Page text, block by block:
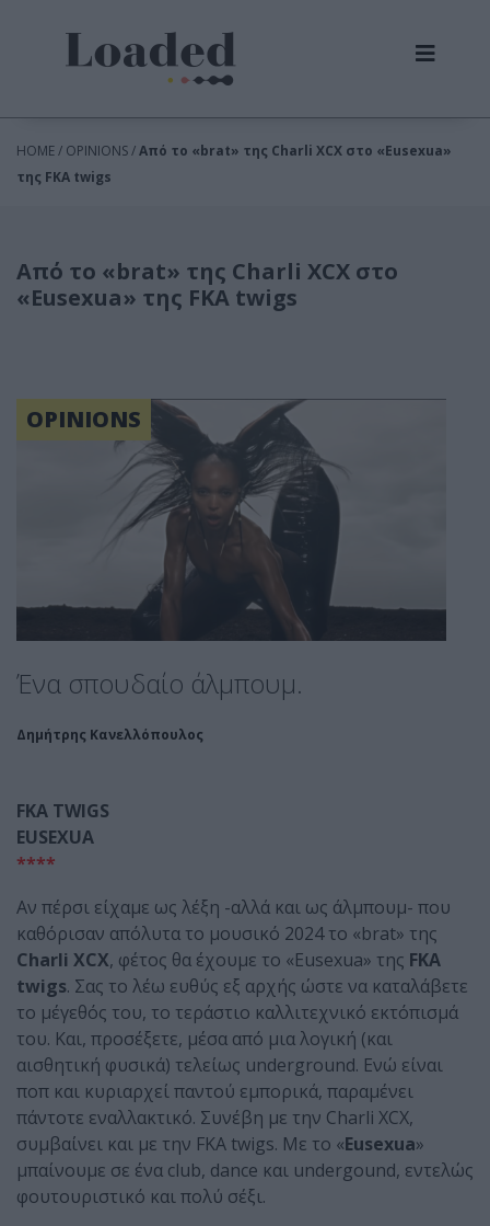
HOME / OPINIONS /Από το «brat» της Charli XCX στο «Eusexua»
της FKA twigs
Από το «brat» της Charli XCX στο
«Eusexua» της FKA twigs
OPINIONS
Ένα σπουδαίο άλμπουμ.
Δημήτρης Κανελλόπουλος
FKA TWIGS
EUSEXUA
****
Αν πέρσι είχαμε ως λέξη -αλλά και ως άλμπουμ- που
καθόρισαν απόλυτα το μουσικό 2024 το «brat» της
Charli XCX, φέτος θα έχουμε το «Eusexua» της FKA
twigs. Σας το λέω ευθύς εξ αρχής ώστε να καταλάβετε
το μέγεθός του, το τεράστιο καλλιτεχνικό εκτόπισμά
του. Και, προσέξετε, μέσα από μια λογική (και
αισθητική φυσικά) τελείως underground. Ενώ είναι
ποπ και κυριαρχεί παντού εμπορικά, παραμένει
πάντοτε εναλλακτικό. Συνέβη με την Charli XCX,
συμβαίνει και με την FKA twigs. Με το «Eusexua»
μπαίνουμε σε ένα club, dance και undergound, εντελώς
φουτουριστικό και πολύ σέξι.